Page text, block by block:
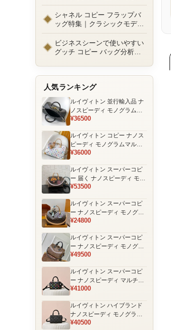
選ばれる定番ラグジュアリー
バッグとは
シャネル コピー フラップバ
ッグ特集｜クラシックモデル
の魅力と永遠に愛される理由
ビジネスシーンで使いやすい
グッチ コピー バッグ分析｜
人気ランキング
ルイヴィトン 並行輸入品 ナ
ノスピーディ モノグラムエ
クリプス ブラック チェーン
¥36500
ルイヴィトン コピー ナノス
ピーディ モノグラムマルチ
カラー ホワイト ゴールド金
バッグ
¥36000
ルイヴィトン スーパーコピ
ー 届く ナノスピーディ モノ
グラム ポーチ付き ミニボス
品
¥53500
ルイヴィトン スーパーコピ
ー ナノスピーディ モノグラ
ム 編み込みストラップ ミニ
気モデル
¥24800
ルイヴィトン スーパーコピ
ー ナノスピーディ モノグラ
ム ブラックハンドル 2WAY
¥49500
ルイヴィトン スーパーコピ
ー ナノスピーディ マルチカ
ラーモノグラム ミニボスト
ス
¥41000
ルイヴィトン ハイブランド
ナノスピーディ モノグラム
シャドウ 2WAYミニバッグ
¥40500